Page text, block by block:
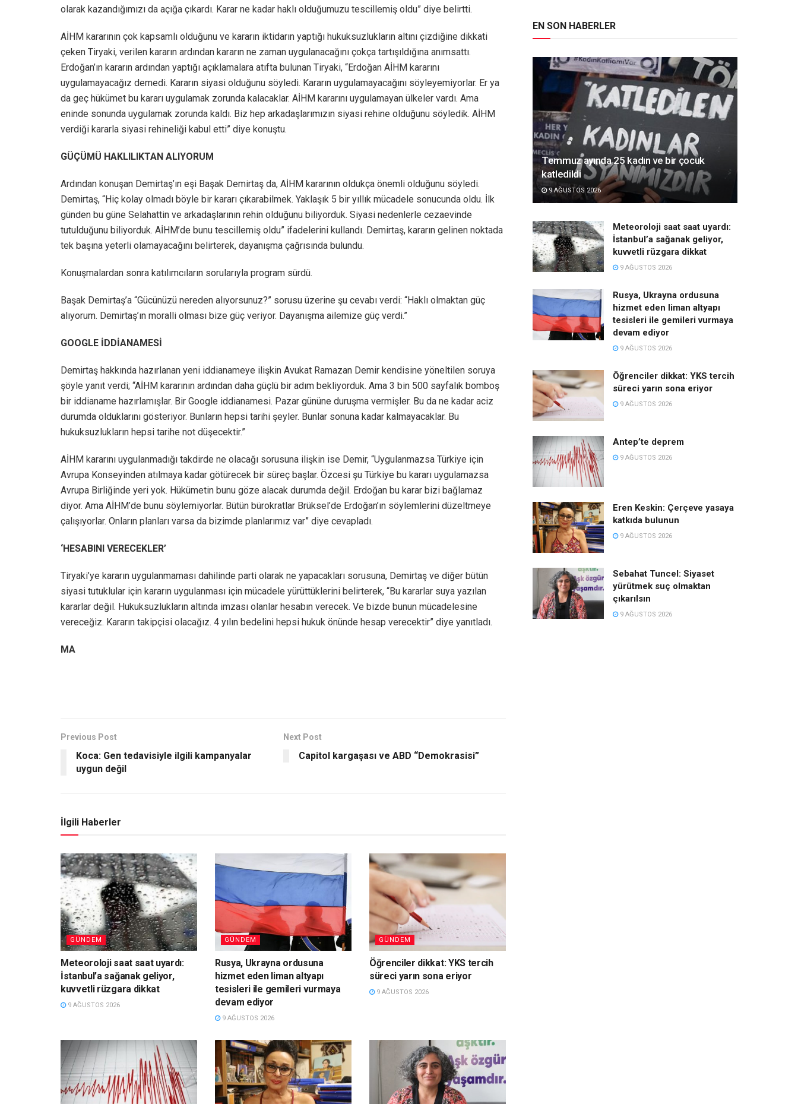
olarak kazandığımızı da açığa çıkardı. Karar ne kadar haklı olduğumuzu tescillemiş oldu” diye belirtti.
AİHM kararının çok kapsamlı olduğunu ve kararın iktidarın yaptığı hukuksuzlukların altını çizdiğine dikkati
çeken Tiryaki, verilen kararın ardından kararın ne zaman uygulanacağını çokça tartışıldığına anımsattı.
Erdoğan’ın kararın ardından yaptığı açıklamalara atıfta bulunan Tiryaki, “Erdoğan AİHM kararını
uygulamayacağız demedi. Kararın siyasi olduğunu söyledi. Kararın uygulamayacağını söyleyemiyorlar. Er ya
da geç hükümet bu kararı uygulamak zorunda kalacaklar. AİHM kararını uygulamayan ülkeler vardı. Ama
eninde sonunda uygulamak zorunda kaldı. Biz hep arkadaşlarımızın siyasi rehine olduğunu söyledik. AİHM
verdiği kararla siyasi rehineliği kabul etti” diye konuştu.
GÜÇÜMÜ HAKLILIKTAN ALIYORUM
Ardından konuşan Demirtaş’ın eşi Başak Demirtaş da, AİHM kararının oldukça önemli olduğunu söyledi.
Demirtaş, “Hiç kolay olmadı böyle bir kararı çıkarabilmek. Yaklaşık 5 bir yıllık mücadele sonucunda oldu. İlk
günden bu güne Selahattin ve arkadaşlarının rehin olduğunu biliyorduk. Siyasi nedenlerle cezaevinde
tutulduğunu biliyorduk. AİHM’de bunu tescillemiş oldu” ifadelerini kullandı. Demirtaş, kararın gelinen noktada
tek başına yeterli olamayacağını belirterek, dayanışma çağrısında bulundu.
Konuşmalardan sonra katılımcıların sorularıyla program sürdü.
Başak Demirtaş’a “Gücünüzü nereden alıyorsunuz?” sorusu üzerine şu cevabı verdi: “Haklı olmaktan güç
alıyorum. Demirtaş’ın moralli olması bize güç veriyor. Dayanışma ailemize güç verdi.”
GOOGLE İDDİANAMESİ
Demirtaş hakkında hazırlanan yeni iddianameye ilişkin Avukat Ramazan Demir kendisine yöneltilen soruya
şöyle yanıt verdi; “AİHM kararının ardından daha güçlü bir adım bekliyorduk. Ama 3 bin 500 sayfalık bomboş
bir iddianame hazırlamışlar. Bir Google iddianamesi. Pazar gününe duruşma vermişler. Bu da ne kadar aciz
durumda olduklarını gösteriyor. Bunların hepsi tarihi şeyler. Bunlar sonuna kadar kalmayacaklar. Bu
hukuksuzlukların hepsi tarihe not düşecektir.”
AİHM kararını uygulanmadığı takdirde ne olacağı sorusuna ilişkin ise Demir, “Uygulanmazsa Türkiye için
Avrupa Konseyinden atılmaya kadar götürecek bir süreç başlar. Özcesi şu Türkiye bu kararı uygulamazsa
Avrupa Birliğinde yeri yok. Hükümetin bunu göze alacak durumda değil. Erdoğan bu karar bizi bağlamaz
diyor. Ama AİHM’de bunu söylemiyorlar. Bütün bürokratlar Brüksel’de Erdoğan’ın söylemlerini düzeltmeye
çalışıyorlar. Onların planları varsa da bizimde planlarımız var” diye cevapladı.
‘HESABINI VERECEKLER’
Tiryaki’ye kararın uygulanmaması dahilinde parti olarak ne yapacakları sorusuna, Demirtaş ve diğer bütün
siyasi tutuklular için kararın uygulanması için mücadele yürüttüklerini belirterek, “Bu kararlar suya yazılan
kararlar değil. Hukuksuzlukların altında imzası olanlar hesabın verecek. Ve bizde bunun mücadelesine
vereceğiz. Kararın takipçisi olacağız. 4 yılın bedelini hepsi hukuk önünde hesap verecektir” diye yanıtladı.
MA
Previous Post
Koca: Gen tedavisiyle ilgili kampanyalar
uygun değil
Next Post
Capitol kargaşası ve ABD “Demokrasisi”
İlgili Haberler
GÜNDEM
Meteoroloji saat saat uyardı:
İstanbul’a sağanak geliyor,
kuvvetli rüzgara dikkat
9 AĞUSTOS 2026
GÜNDEM
Rusya, Ukrayna ordusuna
hizmet eden liman altyapı
tesisleri ile gemileri vurmaya
devam ediyor
9 AĞUSTOS 2026
GÜNDEM
Öğrenciler dikkat: YKS tercih
süreci yarın sona eriyor
9 AĞUSTOS 2026
EN SON HABERLER
Temmuz ayında 25 kadın ve bir çocuk
katledildi
9 AĞUSTOS 2026
Meteoroloji saat saat uyardı:
İstanbul’a sağanak geliyor,
kuvvetli rüzgara dikkat
9 AĞUSTOS 2026
Rusya, Ukrayna ordusuna
hizmet eden liman altyapı
tesisleri ile gemileri vurmaya
devam ediyor
9 AĞUSTOS 2026
Öğrenciler dikkat: YKS tercih
süreci yarın sona eriyor
9 AĞUSTOS 2026
Antep’te deprem
9 AĞUSTOS 2026
Eren Keskin: Çerçeve yasaya
katkıda bulunun
9 AĞUSTOS 2026
Sebahat Tuncel: Siyaset
yürütmek suç olmaktan
çıkarılsın
9 AĞUSTOS 2026